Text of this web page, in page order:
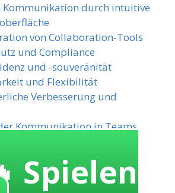
Kommunikation durch intuitive
von Collaboration-Tools
und Compliance
und -souveränität
und Flexibilität
Verbesserung und
Kommunikation in Teams
Spielen